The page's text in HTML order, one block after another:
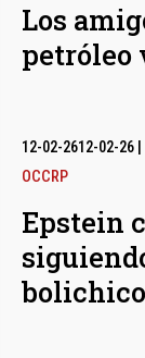
Los
petróleo
12-02-2612-02-26
OCCRP
Epstein
bolichico